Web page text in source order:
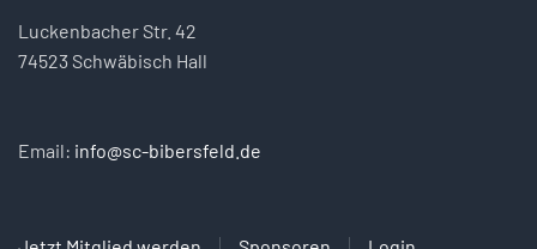
Luckenbacher Str. 42
74523 Schwäbisch Hall
Email: info@sc-bibersfeld.de